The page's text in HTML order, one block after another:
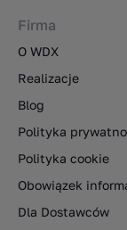
Firma
O WDX
Realizacje
Blog
Polityka
Polityka cookie
Obowiązek
Dla Dostawców